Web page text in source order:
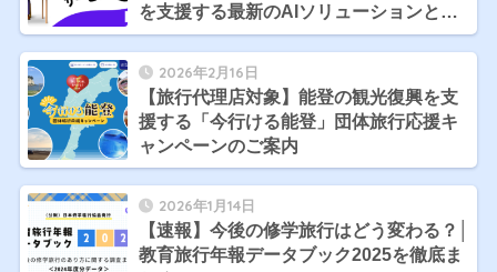
を支援する最新のAIソリューションと
は？
2026年2月16日
【旅行代理店対象】能登の観光復興を支
援する「今行ける能登」団体旅行応援キ
ャンペーンのご案内
2026年1月14日
【速報】今後の修学旅行はどう変わる？│
教育旅行年報データブック2025を徹底ま